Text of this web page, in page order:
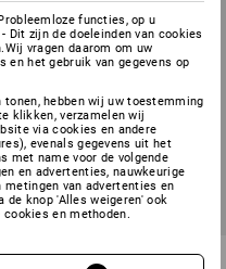
SALE -41%
Halfhoge dakdekkersschoenen
functies, op u
Dit zijn de doeleinden van cookies
vragen daarom om uw
en het gebruik van gegevens op
hebben wij uw toestemming
klikken, verzamelen wij
via cookies en andere
evenals gegevens uit het
met name voor de volgende
en advertenties, nauwkeurige
metingen van advertenties en
knop 'Alles weigeren' ook
en methoden.